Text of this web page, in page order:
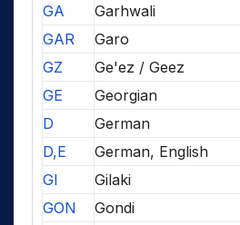
GA
Garhwali
GAR
Garo
GZ
Ge'ez / Geez
GE
Georgian
D
German
D,E
German, English
GI
Gilaki
GON
Gondi